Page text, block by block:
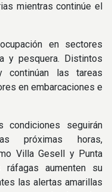
mientras continúe el
en sectores
y pesquera. Distintos
continúan las tareas
en embarcaciones e
condiciones seguirán
próximas horas,
Villa Gesell y Punta
aumenten su
las alertas amarillas